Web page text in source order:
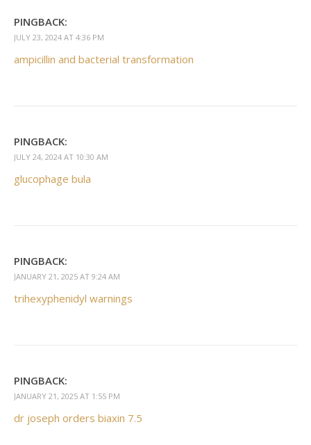
PINGBACK:
JULY 23, 2024 AT 4:36 PM
ampicillin and bacterial transformation
PINGBACK:
JULY 24, 2024 AT 10:30 AM
glucophage bula
PINGBACK:
JANUARY 21, 2025 AT 9:24 AM
trihexyphenidyl warnings
PINGBACK:
JANUARY 21, 2025 AT 1:55 PM
dr joseph orders biaxin 7.5